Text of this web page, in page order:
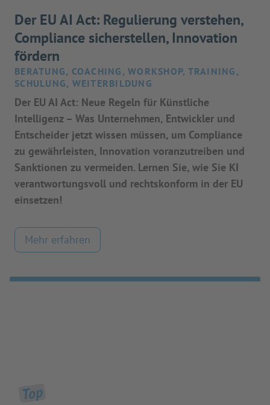
Der EU AI Act: Regulierung verstehen,
Compliance sicherstellen, Innovation
fördern
BERATUNG, COACHING, WORKSHOP, TRAINING,
SCHULUNG, WEITERBILDUNG
Der EU AI Act: Neue Regeln für Künstliche
Intelligenz – Was Unternehmen, Entwickler und
Entscheider jetzt wissen müssen, um Compliance
zu gewährleisten, Innovation voranzutreiben und
Sanktionen zu vermeiden. Lernen Sie, wie Sie KI
verantwortungsvoll und rechtskonform in der EU
einsetzen!
Mehr erfahren
Top